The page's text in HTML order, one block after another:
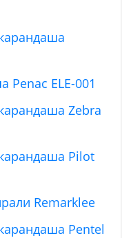
Penac ELE-001
Zebra
Pilot
Remarklee
Pentel